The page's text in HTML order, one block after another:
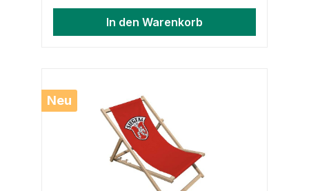
In den Warenkorb
Neu